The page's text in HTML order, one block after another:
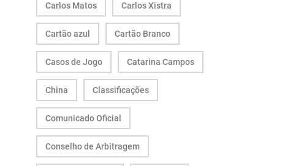
Carlos Matos Carlos Xistra
Cartão azul Cartão Branco
Casos de Jogo Catarina Campos
China Classificações
Comunicado Oficial
Conselho de Arbitragem